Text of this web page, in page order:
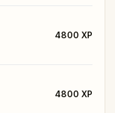
4800 XP
4800 XP